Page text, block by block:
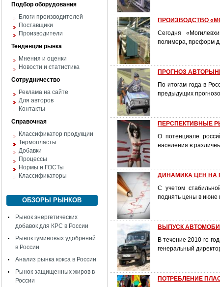
Подбор оборудования
Блоги производителей
Поставщики
Производители
Тенденции рынка
Мнения и оценки
Новости и статистика
Сотрудничество
Реклама на сайте
Для авторов
Контакты
Справочная
Классификатор продукции
Термопласты
Добавки
Процессы
Нормы и ГОСТы
Классификаторы
ОБЗОРЫ РЫНКОВ
Рынок энергетических
добавок для КРС в России
Рынок гуминовых удобрений
в России
Анализ рынка кокса в России
Рынок защищенных жиров в
России
ПРОИЗВОДСТВО
Сегодня
полимера, преформ
ПРОГНОЗ
По итогам года в
предыдущих
ПЕРСПЕКТИВНЫЕ
О потенциале
населения в
ДИНАМИКА ЦЕН НА
С учетом
поднять цены в июне
ВЫПУСК
В течение 2010-го
генеральный
ПОТРЕБЛЕНИЕ